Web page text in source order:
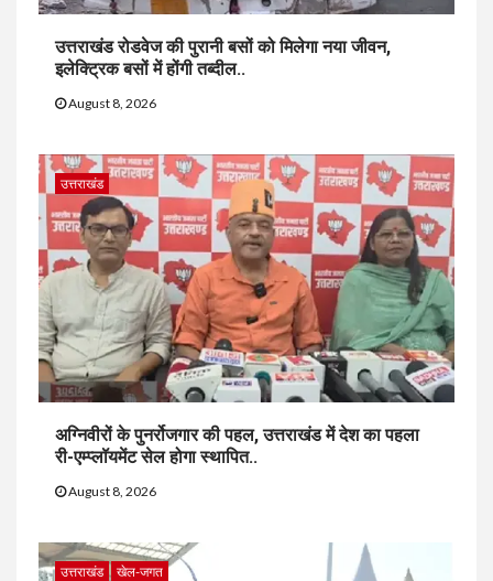
उत्तराखंड रोडवेज की पुरानी बसों को मिलेगा नया जीवन,
इलेक्ट्रिक बसों में होंगी तब्दील..
August 8, 2026
उत्तराखंड
अग्निवीरों के पुनर्रोजगार की पहल, उत्तराखंड में देश का पहला
री-एम्प्लॉयमेंट सेल होगा स्थापित..
August 8, 2026
उत्तराखंड खेल-जगत